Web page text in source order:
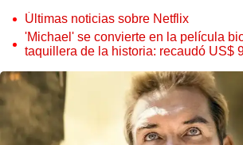
Últimas noticias sobre Netflix
'Michael' se convierte en la película
taquillera de la historia: recaudó US$